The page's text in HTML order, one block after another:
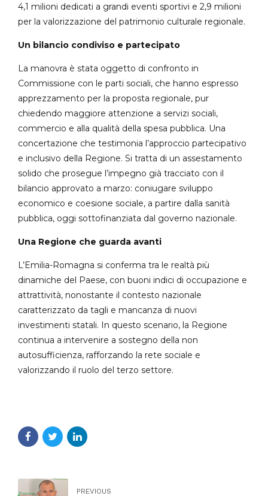
4,1 milioni dedicati a grandi eventi sportivi e 2,9 milioni
per la valorizzazione del patrimonio culturale regionale.
Un bilancio condiviso e partecipato
La manovra è stata oggetto di confronto in
Commissione con le parti sociali, che hanno espresso
apprezzamento per la proposta regionale, pur
chiedendo maggiore attenzione a servizi sociali,
commercio e alla qualità della spesa pubblica. Una
concertazione che testimonia l’approccio partecipativo
e inclusivo della Regione. Si tratta di un assestamento
solido che prosegue l’impegno già tracciato con il
bilancio approvato a marzo: coniugare sviluppo
economico e coesione sociale, a partire dalla sanità
pubblica, oggi sottofinanziata dal governo nazionale.
Una Regione che guarda avanti
L’Emilia-Romagna si conferma tra le realtà più
dinamiche del Paese, con buoni indici di occupazione e
attrattività, nonostante il contesto nazionale
caratterizzato da tagli e mancanza di nuovi
investimenti statali. In questo scenario, la Regione
continua a intervenire a sostegno della non
autosufficienza, rafforzando la rete sociale e
valorizzando il ruolo del terzo settore.
PREVIOUS